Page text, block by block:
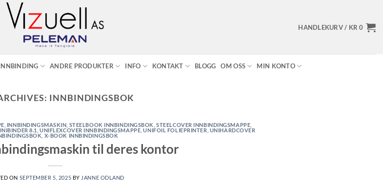
HANDLEKURV / KR 0
ANDRE PRODUKTER INFO KONTAKT BLOGG OM OSS MIN KONTO
INNBINDINGSBOK
INNBINDINGSMASKIN STEELBOOK INNBINDINGSBOK ,STEELCOVER INNBINDINGSMAPPE
8.1 ,UNIFLEXCOVER INNBINDINGSMAPPE ,UNIFOIL FOLIEPRINTER UNIHARDCOVER
X-BOOK INNBINDINGSBOK
til deres kontor
ON SEPTEMBER 5, 2025 BY JANNE ODLAND